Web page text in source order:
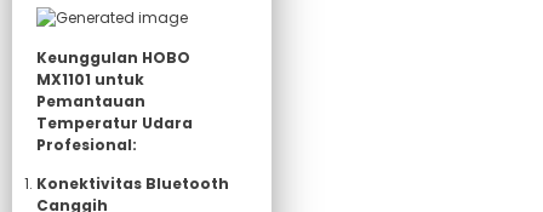
Keunggulan HOBO
MX1101 untuk
Pemantauan
Temperatur Udara
Profesional:
Konektivitas Bluetooth
Canggih